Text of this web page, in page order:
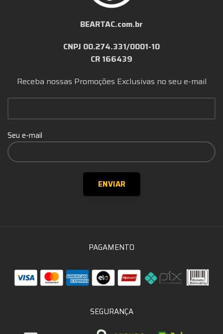
BEARTAC.com.br
CNPJ 00.274.331/0001-10
CR 166439
Receba nossas Promoções Exclusivas no seu e-mail
Seu e-mail
PAGAMENTO
SEGURANÇA